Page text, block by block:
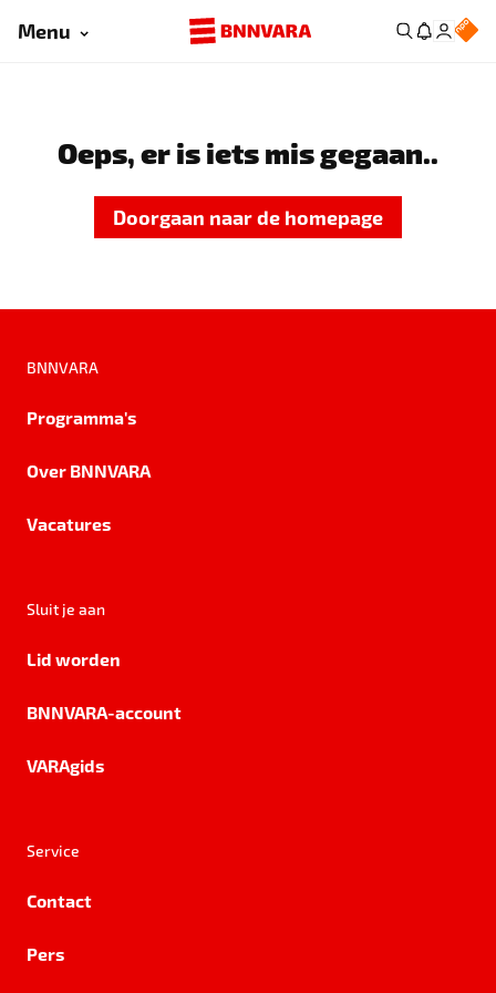
Menu
Oeps, er is iets mis gegaan..
Doorgaan naar de homepage
BNNVARA
Programma's
Over BNNVARA
Vacatures
Sluit je aan
Lid worden
BNNVARA-account
VARAgids
Service
Contact
Pers